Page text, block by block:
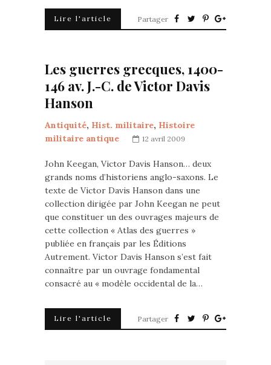
Lire l'article Partager
Les guerres grecques, 1400-
146 av. J.-C. de Victor Davis
Hanson
Antiquité, Hist. militaire, Histoire
militaire antique
12 avril 2009
John Keegan, Victor Davis Hanson… deux
grands noms d’historiens anglo-saxons. Le
texte de Victor Davis Hanson dans une
collection dirigée par John Keegan ne peut
que constituer un des ouvrages majeurs de
cette collection « Atlas des guerres »
publiée en français par les Éditions
Autrement. Victor Davis Hanson s’est fait
connaître par un ouvrage fondamental
consacré au « modèle occidental de la…
Lire l'article Partager